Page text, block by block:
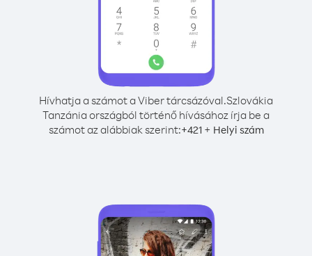
Hívhatja a számot a Viber tárcsázóval.Szlovákia
Tanzánia országból történő hívásához írja be a
számot az alábbiak szerint:+421+ Helyi szám